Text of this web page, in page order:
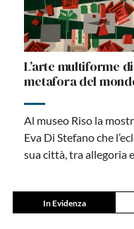
L’arte multiforme
metafora del
Al museo Riso la
Eva Di Stefano che
sua città, tra allegoria
In Evidenza